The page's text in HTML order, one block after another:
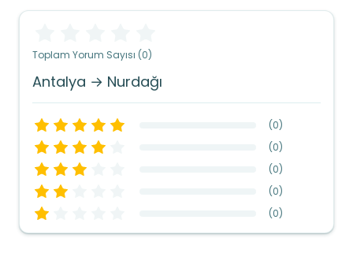
Toplam Yorum Sayısı (0)
Antalya → Nurdağı
(0)
(0)
(0)
(0)
(0)